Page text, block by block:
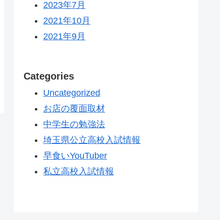
2023年7月
2021年10月
2021年9月
Categories
Uncategorized
お店の覆面取材
中学生の勉強法
埼玉県公立高校入試情報
早食いYouTuber
私立高校入試情報